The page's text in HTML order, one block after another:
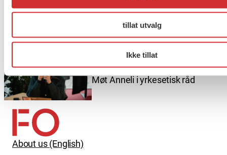
tillat utvalg
Ikke tillat
Er du berørt av brannen i
Drammen?
Møt Anneli i yrkesetisk råd
About us (English)